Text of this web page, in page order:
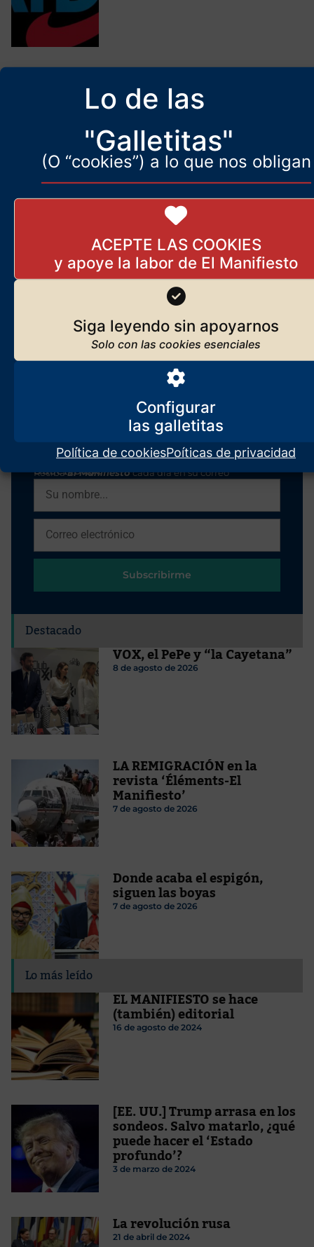
Lo de las
"Galletitas"
(O “cookies”) a lo que nos obligan
ACEPTE LAS COOKIES
Siga leyendo sin apoyarnos
Configurar
Política de cookiesPoíticas de privacidad
Venezuela liberada de su
inmaduro tirano
El asalto a mano armada.
Nuevo deporte nacional en
Lo que somos, lo que nos mueve
Seguir leyendo
Los orígenes de El Manifiesto
Seguir leyendo
Suscríbase
RecibaEl Manifiestocada día en su correo
Subscribirme
Destacado
VOX, el PePe y “la Cayetana”
8 de agosto de 2026
LA REMIGRACIÓN en la
revista ‘Éléments-El
Manifiesto’
7 de agosto de 2026
Donde acaba el espigón,
siguen las boyas
7 de agosto de 2026
Lo más leído
EL MANIFIESTO se hace
(también) editorial
16 de agosto de 2024
[EE. UU.] Trump arrasa en los
sondeos. Salvo matarlo, ¿qué
puede hacer el ‘Estado
profundo’?
3 de marzo de 2024
La revolución rusa
21 de abril de 2024